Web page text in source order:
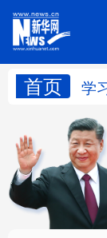
首页 学
学习进行时
国际